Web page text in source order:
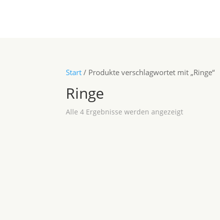
Start / Produkte verschlagwortet mit „Ringe“
Ringe
Alle 4 Ergebnisse werden angezeigt